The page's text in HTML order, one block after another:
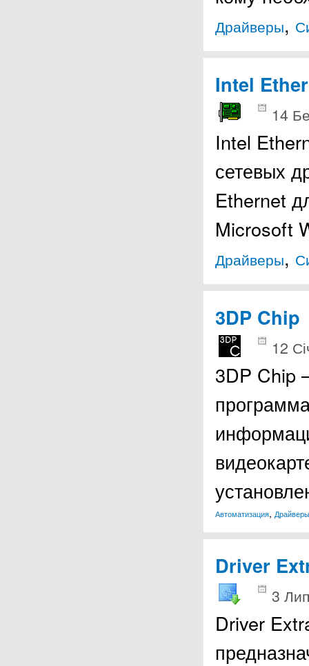
Драйверы,
Intel
14
Intel
сетевых
Ethernet
Microsoft
Драйверы,
3DP Chip
12
3DP Chip
Автоматизация, Драйверы
Driver
3
Driver